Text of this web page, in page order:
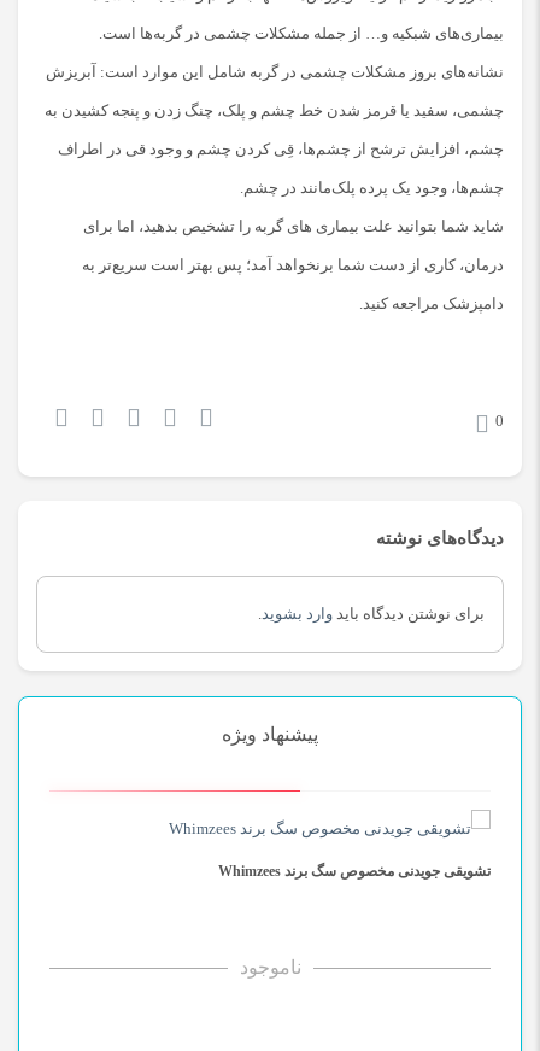
پیشنهاد ویژه
تشویقی جویدنی مخصوص سگ برند Whimzees
ناموجود
بیماری‌های شبکیه و… از جمله مشکلات چشمی در گربه‌ها است.
نشانه‌های بروز مشکلات چشمی در گربه شامل این موارد است: آبریزش
چشمی، سفید یا قرمز شدن خط چشم و پلک، چنگ زدن و پنجه کشیدن به
چشم، افزایش ترشح از چشم‌ها، قِی کردن چشم و وجود قی در اطراف
چشم‌ها، وجود یک پرده پلک‌مانند در چشم.
شاید شما بتوانید علت بیماری های گربه را تشخیص بدهید، اما برای
درمان، کاری از دست شما برنخواهد آمد؛ پس بهتر است سریع‌تر به
دامپزشک مراجعه کنید.
0
دیدگاه‌های نوشته
برای نوشتن دیدگاه باید وارد بشوید.